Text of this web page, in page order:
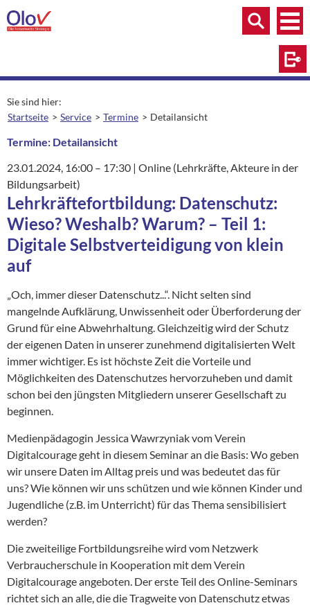
Zum Inhalt springen
Menü
Menü
Suche
Sie sind hier:
Startseite
Service Termine aktuelle Seite:
Detailansicht
Termine: Detailansicht
23.01.2024, 16:00 – 17:30 | Ort:
Online (Lehrkräfte, Akteure in der
Bildungsarbeit)
Lehrkräftefortbildung: Datenschutz:
Wieso? Weshalb? Warum? – Teil 1:
Digitale Selbstverteidigung von klein
auf
„Och, immer dieser Datenschutz...“. Nicht selten sind
mangelnde Aufklärung, Unwissenheit oder Überforderung der
Grund für eine Abwehrhaltung. Gleichzeitig wird der Schutz
der eigenen Daten in unserer zunehmend digitalisierten Welt
immer wichtiger. Es ist höchste Zeit die Vorteile und
Möglichkeiten des Datenschutzes hervorzuheben und damit
schon bei den jüngsten Mitgliedern unserer Gesellschaft zu
beginnen.
Medienpädagogin Jessica Wawrzyniak vom Verein
Digitalcourage geht in diesem Seminar an die Basis: Wo geben
wir unsere Daten im Alltag preis und was bedeutet das für
uns? Wie können wir uns schützen und wie können Kinder und
Jugendliche (z.B. im Unterricht) für das Thema sensibilisiert
werden?
Die zweiteilige Fortbildungsreihe wird vom Netzwerk
Verbraucherschule in Kooperation mit dem Verein
Digitalcourage angeboten. Der erste Teil des Online-Seminars
richtet sich an alle, die die Tragweite von Datenschutz etwas